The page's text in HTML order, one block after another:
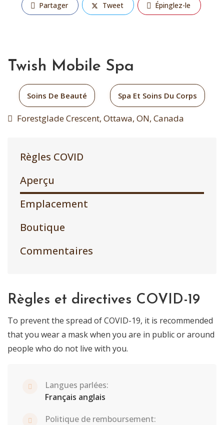
Partager Tweet Épinglez-le
Twish Mobile Spa
Soins De Beauté Spa Et Soins Du Corps
Forestglade Crescent, Ottawa, ON, Canada
Règles COVID
Aperçu
Emplacement
Boutique
Commentaires
Règles et directives COVID-19
To prevent the spread of COVID-19, it is recommended
that you wear a mask when you are in public or around
people who do not live with you.
Langues parlées:
Français anglais
Politique de remboursement: